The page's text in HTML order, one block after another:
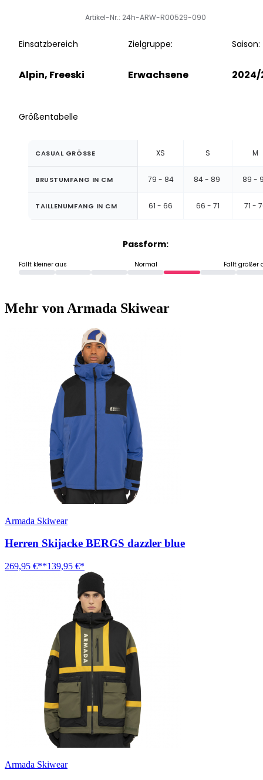
Artikel-Nr.: 24h-ARW-R00529-090
Einsatzbereich
Alpin, Freeski
Zielgruppe:
Erwachsene
Saison:
2024/
Größentabelle
CASUAL GRÖSSE XS S M
BRUSTUMFANG IN CM 79 - 84 84 - 89 89 -
TAILLENUMFANG IN CM 61 - 66 66 - 71 71 -
Passform:
Fällt kleiner aus Normal Fällt größer
Mehr von Armada Skiwear
Armada Skiwear
Herren Skijacke BERGS dazzler blue
269,95 €**139,95 €*
Armada Skiwear